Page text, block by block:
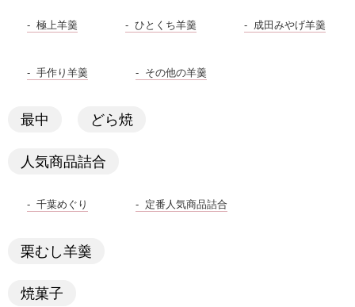
極上羊羹 ひとくち羊羹 成田みやげ羊羹
手作り羊羹 その他の羊羹
最中 どら焼
人気商品詰合
千葉めぐり 定番人気商品詰合
栗むし羊羹
焼菓子